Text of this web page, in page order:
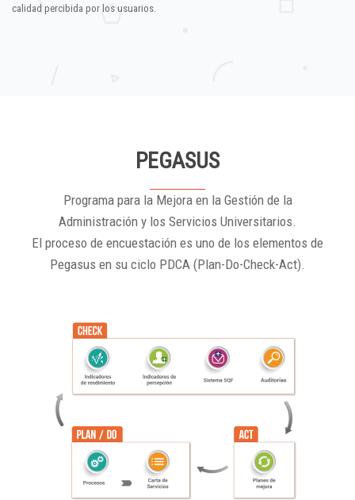
calidad percibida por los usuarios.
PEGASUS
Programa para la Mejora en la Gestión de la
Administración y los Servicios Universitarios.
El proceso de encuestación es uno de los elementos de
Pegasus en su ciclo PDCA (Plan-Do-Check-Act).